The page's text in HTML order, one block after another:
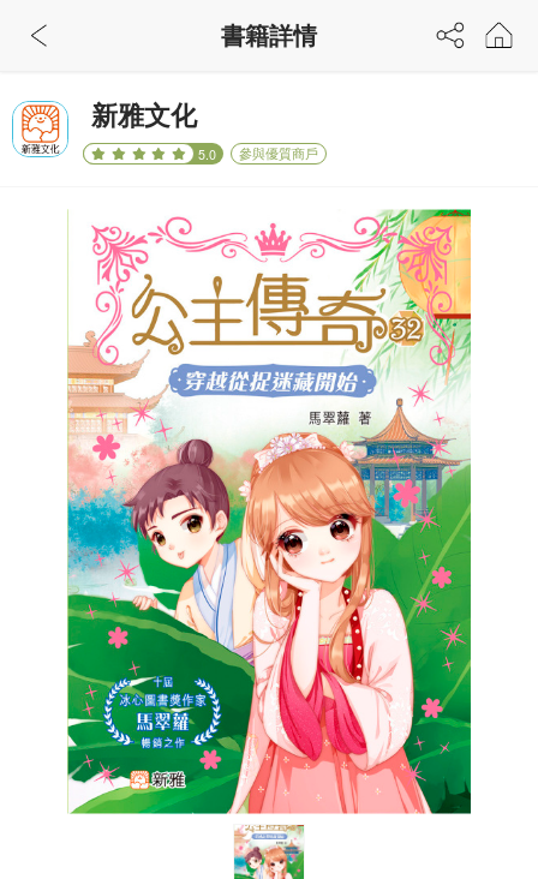
新雅文化
5.0 參與優質商戶
書籍詳情